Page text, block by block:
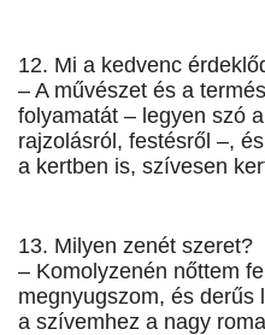
12. Mi a kedvenc
– A művészet és a
folyamatát – legyen szó
rajzolásról, festésről –,
a kertben is, szívesen
13. Milyen zenét szeret?
– Komolyzenén nőttem
megnyugszom, és derűs
a szívemhez a nagy